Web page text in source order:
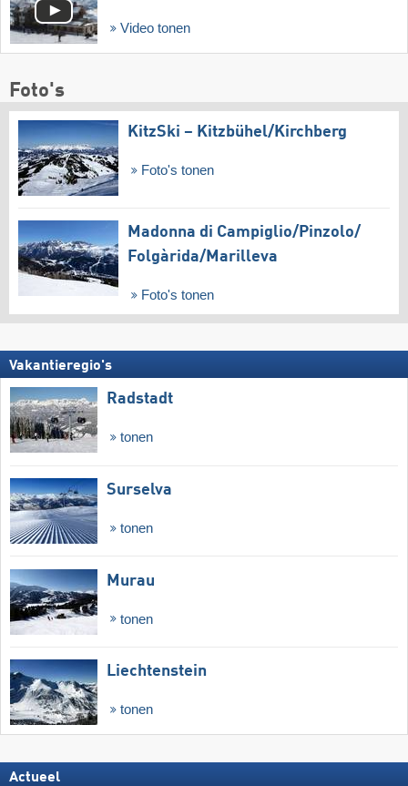
Video tonen
Foto's
KitzSki – Kitzbühel/​Kirchberg
Foto's tonen
Madonna di Campiglio/​Pinzolo/​
Folgàrida/​Marilleva
Foto's tonen
Vakantieregio's
Radstadt
tonen
Surselva
tonen
Murau
tonen
Liechtenstein
tonen
Actueel